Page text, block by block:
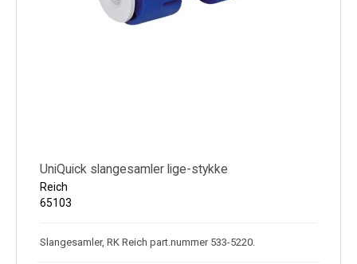
UniQuick slangesamler lige-stykke
Reich
65103
Slangesamler, RK Reich part.nummer 533-5220.